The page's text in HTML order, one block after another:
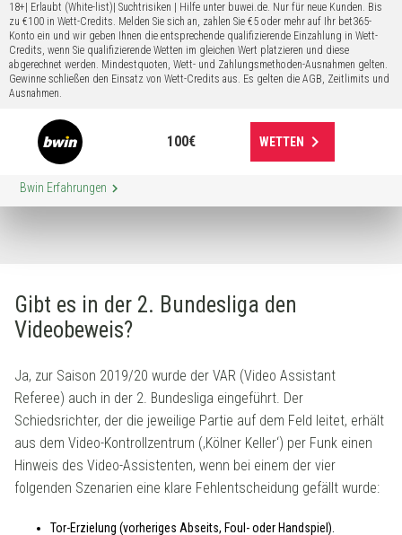
18+| Erlaubt (White-list)| Suchtrisiken | Hilfe unter buwei.de. Nur für neue Kunden. Bis
zu €100 in Wett-Credits. Melden Sie sich an, zahlen Sie €5 oder mehr auf Ihr bet365-
Konto ein und wir geben Ihnen die entsprechende qualifizierende Einzahlung in Wett-
Credits, wenn Sie qualifizierende Wetten im gleichen Wert platzieren und diese
abgerechnet werden. Mindestquoten, Wett- und Zahlungsmethoden-Ausnahmen gelten.
Gewinne schließen den Einsatz von Wett-Credits aus. Es gelten die AGB, Zeitlimits und
Ausnahmen.
100€ WETTEN keyboard_arrow_right
Bwin Erfahrungen keyboard_arrow_right
Gibt es in der 2. Bundesliga den
Videobeweis?
Ja, zur Saison 2019/20 wurde der VAR (Video Assistant
Referee) auch in der 2. Bundesliga eingeführt. Der
Schiedsrichter, der die jeweilige Partie auf dem Feld leitet, erhält
aus dem Video-Kontrollzentrum (‚Kölner Keller‘) per Funk einen
Hinweis des Video-Assistenten, wenn bei einem der vier
folgenden Szenarien eine klare Fehlentscheidung gefällt wurde:
Tor-Erzielung (vorheriges Abseits, Foul- oder Handspiel).